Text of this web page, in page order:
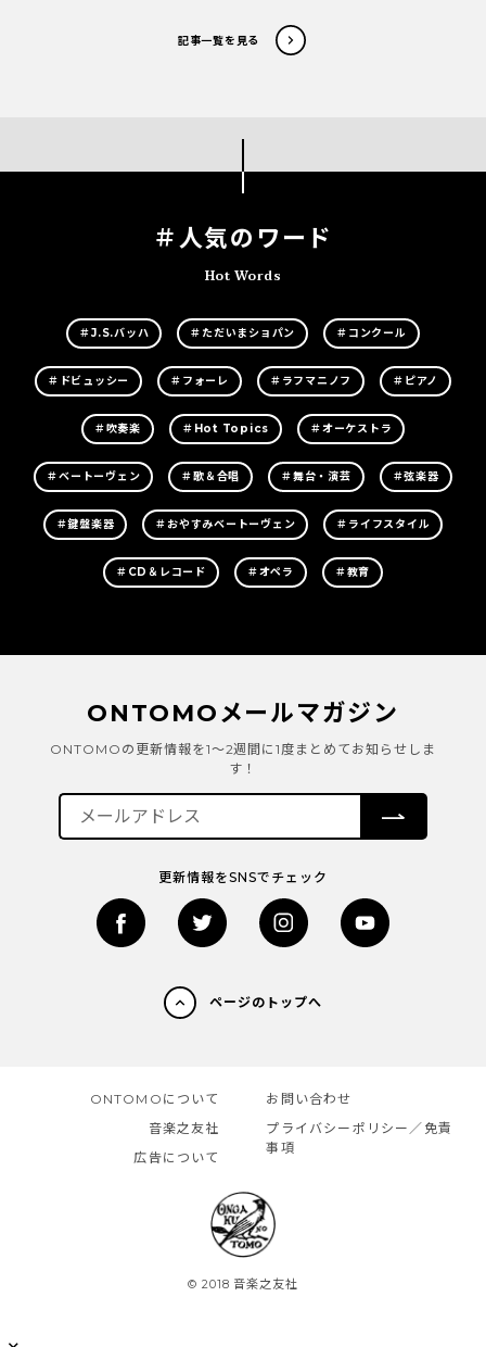
記事一覧を見る
＃人気のワード
Hot Words
＃J.S.バッハ ＃ただいまショパン ＃コンクール
＃ドビュッシー ＃フォーレ ＃ラフマニノフ ＃ピアノ
＃吹奏楽 ＃Hot Topics ＃オーケストラ
＃ベートーヴェン ＃歌＆合唱 ＃舞台・演芸 ＃弦楽器
＃鍵盤楽器 ＃おやすみベートーヴェン ＃ライフスタイル
＃CD＆レコード ＃オペラ ＃教育
ONTOMOメールマガジン
ONTOMOの更新情報を1～2週間に1度まとめてお知らせしま
す！
更新情報をSNSでチェック
ページのトップへ
ONTOMOについて
音楽之友社
広告について
お問い合わせ
プライバシーポリシー／免責
事項
© 2018 音楽之友社